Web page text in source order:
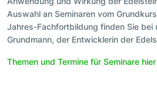
Auswahl an Seminaren vom
Jahres-Fachfortbildung finden Sie bei
Grundmann, der Entwicklerin der
Themen und Termine für Seminare hier